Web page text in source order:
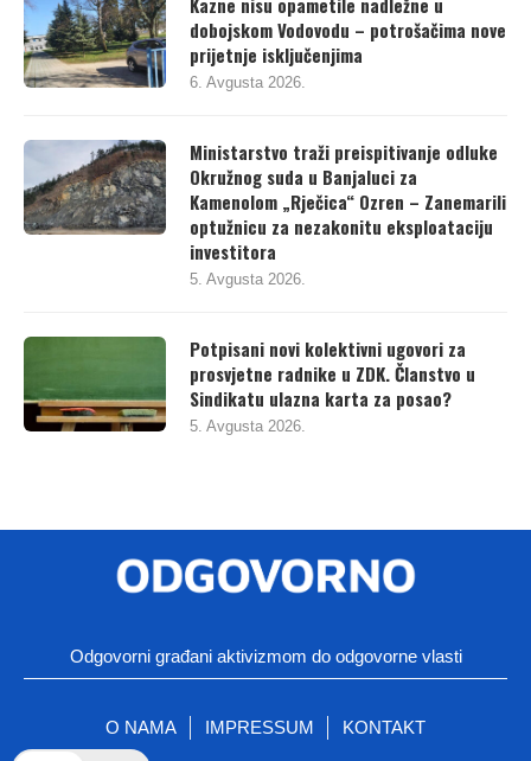
dobojskom Vodovodu – potrošačima nove
prijetnje isključenjima
6. Avgusta 2026.
Ministarstvo traži preispitivanje odluke
Okružnog suda u Banjaluci za
Kamenolom „Rječica“ Ozren – Zanemarili
optužnicu za nezakonitu eksploataciju
investitora
5. Avgusta 2026.
Potpisani novi kolektivni ugovori za
prosvjetne radnike u ZDK. Članstvo u
Sindikatu ulazna karta za posao?
5. Avgusta 2026.
Odgovorni građani aktivizmom do odgovorne vlasti
O NAMA IMPRESSUM KONTAKT